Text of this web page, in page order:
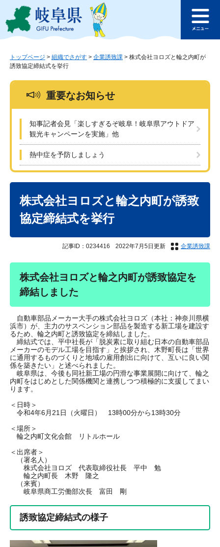
ジ
ュ
このページの本文へ
ュ
トップページ > 組織でさがす > 企業誘致課 > 株式会社ヨロズと輪之内町が
誘致協定締結式を挙行
重要なお知らせ
知事記者会見「楽しすぎるぞ岐阜！岐阜県アウトドア
観光キャンペーンを実施」他
熱中症を予防しましょう
株式会社ヨロズと輪之内町が誘致
協定締結式を挙行
記事ID：0234416 2022年7月5日更新 企業誘致課
株式会社ヨロズと輪之内町が誘致協定を
締結しました
自動車部品メーカー大手の株式会社ヨロズ（本社：神奈川県横
浜市）が、主力のサスペンション部品を製造する新工場を建設す
るため、輪之内町と誘致協定を締結しました。
締結式では、平中社長が「脱炭素に取り組む日本の自動車部品
メーカーのモデル工場を目指す」と挨拶され、木野町長は「世界
に通用するものづくりと地域の雇用創出に向けて、互いに良い関
係を築きたい」と述べられました。
岐阜県は、今後も同社新工場の円滑な事業展開に向けて、輪之
内町をはじめとした関係機関と連携しつつ積極的に支援してまい
ります。
＜日時＞
令和4年6月21日（火曜日） 13時00分から13時30分
＜場所＞
輪之内町文化会館 リトルホール
＜出席者＞
（署名人）
株式会社ヨロズ 代表取締役社長 平中 勉
輪之内町長 木野 隆之
（来賓）
岐阜県商工労働部次長 富田 剛
誘致協定締結式の様子